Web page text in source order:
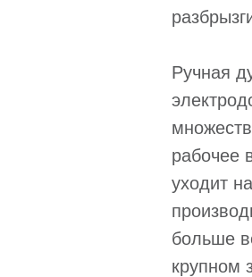
Ручная
рабочее
уходит
больше
крупном